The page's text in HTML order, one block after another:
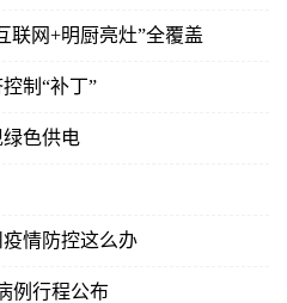
联网+明厨亮灶”全覆盖
制“补丁”
色供电
情防控这么办
例行程公布